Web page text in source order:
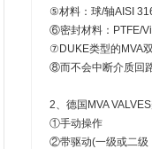
⑤材料：球/轴AISI
⑥密封材料：PTFE/
⑦DUKE类型的MVA
⑧而不会中断介质回
2、德国MVA
①手动操作
②带驱动(一级或二级